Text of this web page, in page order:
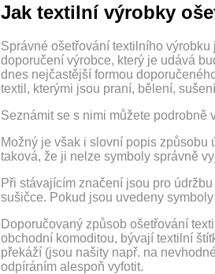
Jak textilní výrobky
Správné ošetřování textilního
doporučení výrobce, který je udává
dnes nejčastější formou
textil, kterými jsou praní, bělení,
Seznámit se s nimi můžete podrobně
Možný je však i slovní popis způsobu
taková, že ji nelze symboly správně
Při stávajícím značení jsou pro
sušičce. Pokud jsou uvedeny
Doporučovaný způsob ošetřování
obchodní komoditou, bývají textilní
překáží (jsou našity např. na
odpíráním alespoň vyfotit.